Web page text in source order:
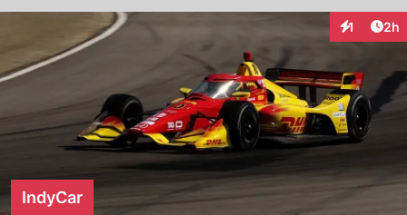
1 2h
IndyCar